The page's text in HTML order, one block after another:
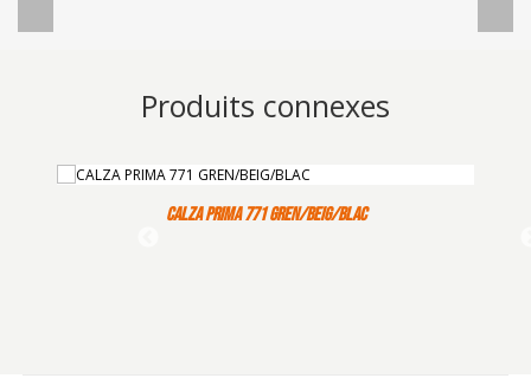
Produits connexes
CALZA PRIMA 771 GREN/BEIG/BLAC